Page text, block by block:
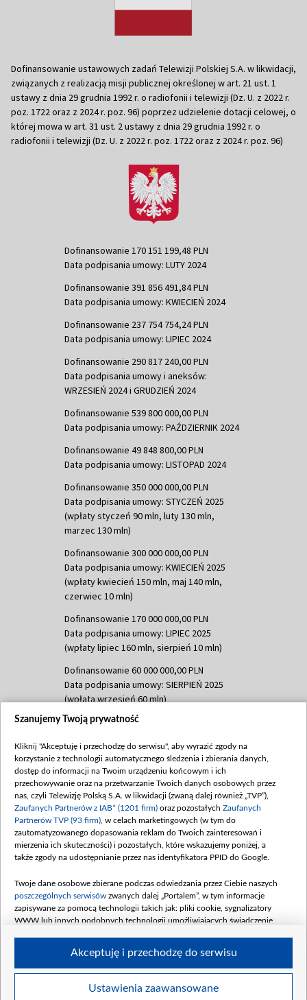
Dofinansowanie ustawowych zadań Telewizji Polskiej S.A. w likwidacji,
związanych z realizacją misji publicznej określonej w art. 21 ust. 1
ustawy z dnia 29 grudnia 1992 r. o radiofonii i telewizji (Dz. U. z 2022 r.
poz. 1722 oraz z 2024 r. poz. 96) poprzez udzielenie dotacji celowej, o
której mowa w art. 31 ust. 2 ustawy z dnia 29 grudnia 1992 r. o
radiofonii i telewizji (Dz. U. z 2022 r. poz. 1722 oraz z 2024 r. poz. 96)
Dofinansowanie 170 151 199,48 PLN
Data podpisania umowy: LUTY 2024
Dofinansowanie 391 856 491,84 PLN
Data podpisania umowy: KWIECIEŃ 2024
Dofinansowanie 237 754 754,24 PLN
Data podpisania umowy: LIPIEC 2024
Dofinansowanie 290 817 240,00 PLN
Data podpisania umowy i aneksów:
WRZESIEŃ 2024 i GRUDZIEŃ 2024
Dofinansowanie 539 800 000,00 PLN
Data podpisania umowy: PAŹDZIERNIK 2024
Dofinansowanie 49 848 800,00 PLN
Data podpisania umowy: LISTOPAD 2024
Dofinansowanie 350 000 000,00 PLN
Data podpisania umowy: STYCZEŃ 2025
(wpłaty styczeń 90 mln, luty 130 mln,
marzec 130 mln)
Dofinansowanie 300 000 000,00 PLN
Data podpisania umowy: KWIECIEŃ 2025
(wpłaty kwiecień 150 mln, maj 140 mln,
czerwiec 10 mln)
Dofinansowanie 170 000 000,00 PLN
Data podpisania umowy: LIPIEC 2025
(wpłaty lipiec 160 mln, sierpień 10 mln)
Dofinansowanie 60 000 000,00 PLN
Data podpisania umowy: SIERPIEŃ 2025
(wpłata wrzesień 60 mln)
Dofinansowanie 635 783 051,21 PLN
(wpłata wrzesień 100 mln, październik 350
mln, listopad 265 mln)
Dofinansowanie 48 862 000,00 PLN
Data podpisania umowy: GRUDZIEŃ 2025
(wpłata grudzień 60,548 mln)
Dofinansowanie 900 000 000,00 PLN
Data podpisania umowy: LUTY 2026 (wpłata
kwiecień 180 mln, 7 maja 180 mln, 8
czerwca 90 mln)
Dofinansowanie 250 000 000,00 PLN
4 sierpnia 250 mln
Szanujemy Twoją prywatność
Kliknij "Akceptuję i przechodzę do serwisu", aby wyrazić zgody na
korzystanie z technologii automatycznego śledzenia i zbierania danych,
dostęp do informacji na Twoim urządzeniu końcowym i ich
przechowywanie oraz na przetwarzanie Twoich danych osobowych przez
nas, czyli Telewizję Polską S.A. w likwidacji (zwaną dalej również „TVP”),
Zaufanych Partnerów z IAB* (1201 firm) oraz pozostałych Zaufanych
Partnerów TVP (93 firm) , w celach marketingowych (w tym do
zautomatyzowanego dopasowania reklam do Twoich zainteresowań i
mierzenia ich skuteczności) i pozostałych, które wskazujemy poniżej, a
także zgody na udostępnianie przez nas identyfikatora PPID do Google.
Twoje dane osobowe zbierane podczas odwiedzania przez Ciebie naszych
poszczególnych serwisów zwanych dalej „Portalem”, w tym informacje
zapisywane za pomocą technologii takich jak: pliki cookie, sygnalizatory
WWW lub innych podobnych technologii umożliwiających świadczenie
Twoje dane osobowe zbierane podczas odwiedzania przez Ciebie
Ustawienia zaawansowane
Akceptuję i przechodzę do serwisu